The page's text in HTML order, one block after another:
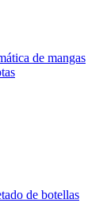
de mangas
de botellas